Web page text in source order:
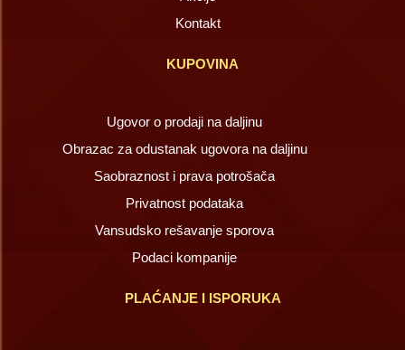
Kontakt
KUPOVINA
Ugovor o prodaji na daljinu
Obrazac za odustanak ugovora na daljinu
Saobraznost i prava potrošača
Privatnost podataka
Vansudsko rešavanje sporova
Podaci kompanije
PLAĆANJE I ISPORUKA